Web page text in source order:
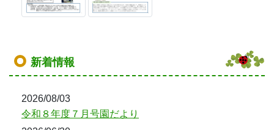
2026/06/29
令和８年度４月号園だより
もっと見る
教育委員会からのお知らせ